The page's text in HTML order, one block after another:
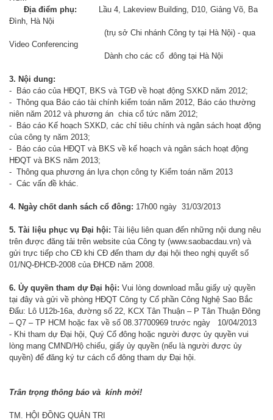
Địa điểm phụ:
Lầu 4, Lakeview Building, D10, Giảng Võ, Ba
Đình, Hà Nội
(trụ sở Chi nhánh Công ty tại Hà Nội) - qua
Video Conferencing
Dành cho các cổ đông tại Hà Nội
3. Nội dung:
- Báo cáo của HĐQT, BKS và TGĐ về hoạt động SXKD năm 2012;
- Thông qua Báo cáo tài chính kiểm toán năm 2012, Báo cáo thường
niên năm 2012 và phương án chia cổ tức năm 2012;
- Báo cáo Kế hoạch SXKD, các chỉ tiêu chính và ngân sách hoạt động
của công ty năm 2013;
- Báo cáo của HĐQT và BKS về kế hoạch và ngân sách hoạt động
HĐQT và BKS năm 2013;
- Thông qua phương án lựa chọn công ty Kiểm toán năm 2013
- Các vấn đề khác.
4. Ngày chốt danh sách cổ đông: 17h00 ngày 31/03/2013
5. Tài liệu phục vụ Đại hội: Tài liệu liên quan đến những nội dung nêu
trên được đăng tải trên website của Công ty (www.saobacdau.vn) và
gửi trực tiếp cho CĐ khi CĐ đến tham dự đại hội theo nghị quyết số
01/NQ-ĐHCĐ-2008 của ĐHCĐ năm 2008.
6. Ủy quyền tham dự Đại hội: Vui lòng download mẫu giấy uỷ quyền
tại đây và gửi về phòng HĐQT Công ty Cổ phần Công Nghệ Sao Bắc
Đẩu: Lô U12b-16a, đường số 22, KCX Tân Thuận – P Tân Thuận Đông
– Q7 – TP HCM hoặc fax về số 08.37700969 trước ngày 10/04/2013
- Khi tham dự Đại hội, Quý Cổ đông hoặc người được ủy quyền vui
lòng mang CMND/Hộ chiếu, giấy ủy quyền (nếu là người được ủy
quyền) để đăng ký tư cách cổ đông tham dự Đại hội.
Trân trọng thông báo và kính mời!
TM. HỘI ĐỒNG QUẢN TRI